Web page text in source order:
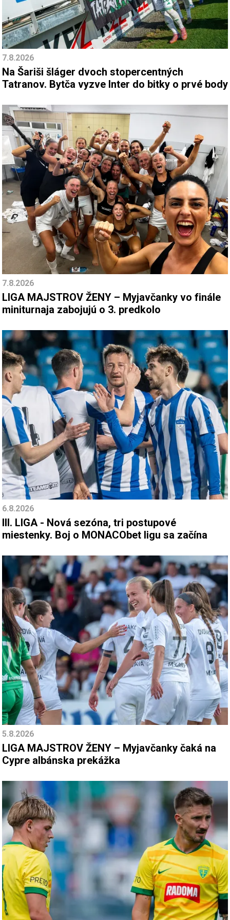
7.8.2026
Na Šariši šláger dvoch stopercentných
Tatranov. Bytča vyzve Inter do bitky o prvé body
7.8.2026
LIGA MAJSTROV ŽENY – Myjavčanky vo finále
miniturnaja zabojujú o 3. predkolo
6.8.2026
III. LIGA - Nová sezóna, tri postupové
miestenky. Boj o MONACObet ligu sa začína
5.8.2026
LIGA MAJSTROV ŽENY – Myjavčanky čaká na
Cypre albánska prekážka